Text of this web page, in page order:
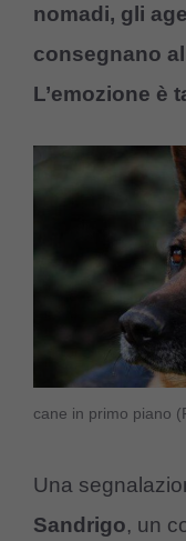
nomadi, gli
consegnano
L’emozione è
cane in primo piano
Una
Sandrigo, un